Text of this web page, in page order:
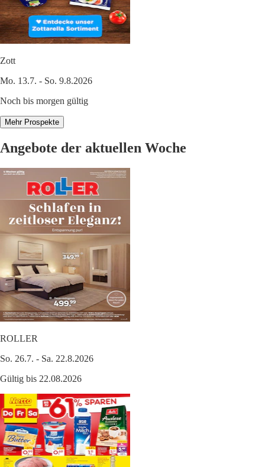
Zott
Mo. 13.7. - So. 9.8.2026
Noch bis morgen gültig
Mehr Prospekte
Angebote der aktuellen Woche
ROLLER
So. 26.7. - Sa. 22.8.2026
Gültig bis 22.08.2026